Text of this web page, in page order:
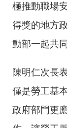
極推動職場
得獎的地方
動部一起共
陳明仁次長
僅是勞工基
政府部門更